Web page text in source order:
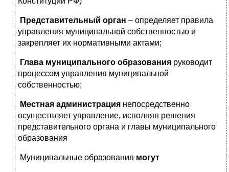
Представительный орган – определяет правила
управления муниципальной собственностью и
закрепляет их нормативными актами;
Глава муниципального образования руководит
процессом управления муниципальной
собственностью;
Местная администрация непосредственно
осуществляет управление, исполняя решения
представительного органа и главы муниципального
образования
Муниципальные образования могут